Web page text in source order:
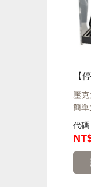
壓
簡
代碼